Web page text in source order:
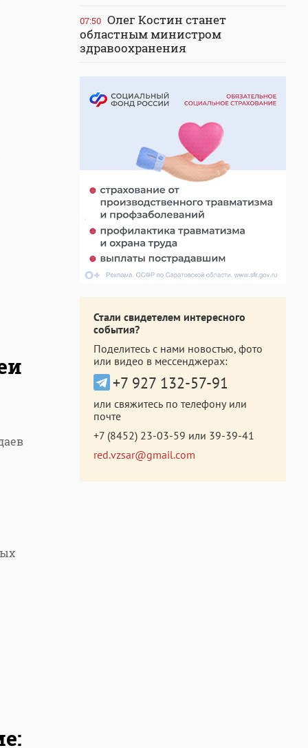
07:50 Олег Костин станет
областным министром
здравоохранения
Стали свидетелем интересного
события?
Поделитесь с нами новостью, фото
или видео в мессенджерах:
+7 927 132-57-91
или свяжитесь по телефону или
почте
+7 (8452) 23-03-59 или 39-39-41
red.vzsar@gmail.com